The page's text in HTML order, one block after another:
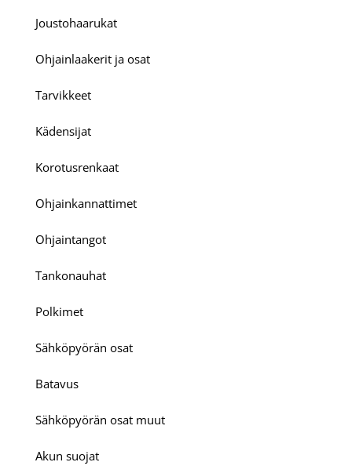
Joustohaarukat
Ohjainlaakerit ja osat
Tarvikkeet
Kädensijat
Korotusrenkaat
Ohjainkannattimet
Ohjaintangot
Tankonauhat
Polkimet
Sähköpyörän osat
Batavus
Sähköpyörän osat muut
Akun suojat